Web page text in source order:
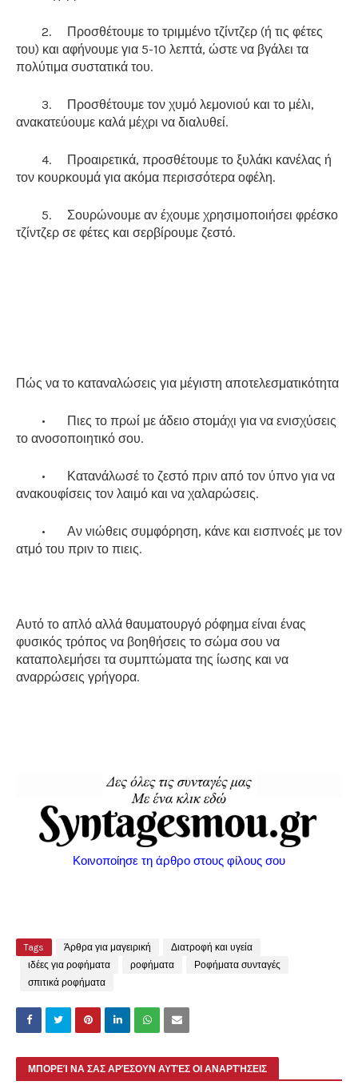
2.
Προσθέτουμε το τριμμένο τζίντζερ (ή τις φέτες
του) και αφήνουμε για 5-10 λεπτά, ώστε να βγάλει τα
πολύτιμα συστατικά του.
3.
Προσθέτουμε τον χυμό λεμονιού και το μέλι,
ανακατεύουμε καλά μέχρι να διαλυθεί.
4.
Προαιρετικά, προσθέτουμε το ξυλάκι κανέλας ή
τον κουρκουμά για ακόμα περισσότερα οφέλη.
5.
Σουρώνουμε αν έχουμε χρησιμοποιήσει φρέσκο
τζίντζερ σε φέτες και σερβίρουμε ζεστό.
Πώς να το καταναλώσεις για μέγιστη αποτελεσματικότητα
•
Πιες το πρωί με άδειο στομάχι για να ενισχύσεις
το ανοσοποιητικό σου.
•
Κατανάλωσέ το ζεστό πριν από τον ύπνο για να
ανακουφίσεις τον λαιμό και να χαλαρώσεις.
•
Αν νιώθεις συμφόρηση, κάνε και εισπνοές με τον
ατμό του πριν το πιεις.
Αυτό το απλό αλλά θαυματουργό ρόφημα είναι ένας
φυσικός τρόπος να βοηθήσεις το σώμα σου να
καταπολεμήσει τα συμπτώματα της ίωσης και να
αναρρώσεις γρήγορα.
Κοινοποίησε τη άρθρο στους φίλους σου
Tags Άρθρα για μαγειρική
Διατροφή και υγεία
ιδέες για ροφήματα
ροφήματα
Ροφήματα συνταγές
σπιτικά ροφήματα
ΜΠΟΡΕΊ ΝΑ ΣΑΣ ΑΡΈΣΟΥΝ ΑΥΤΈΣ ΟΙ ΑΝΑΡΤΉΣΕΙΣ